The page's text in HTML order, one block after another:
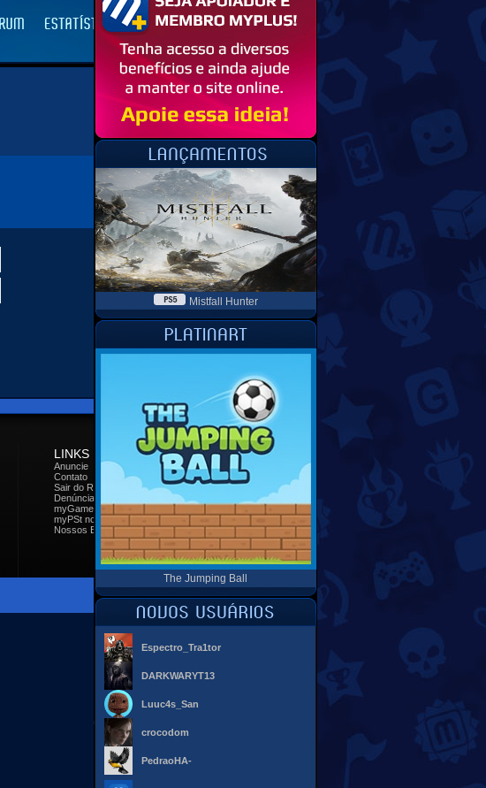
LINKS ESPECIAIS REDES SOCIAIS
Anuncie
Contato
Sair do Ranking
Denúncias
myGames
myPSt no seu site
Nossos Banners
Mistfall Hunter
The Jumping Ball
Espectro_Tra1tor
DARKWARYT13
Luuc4s_San
crocodom
PedraoHA-